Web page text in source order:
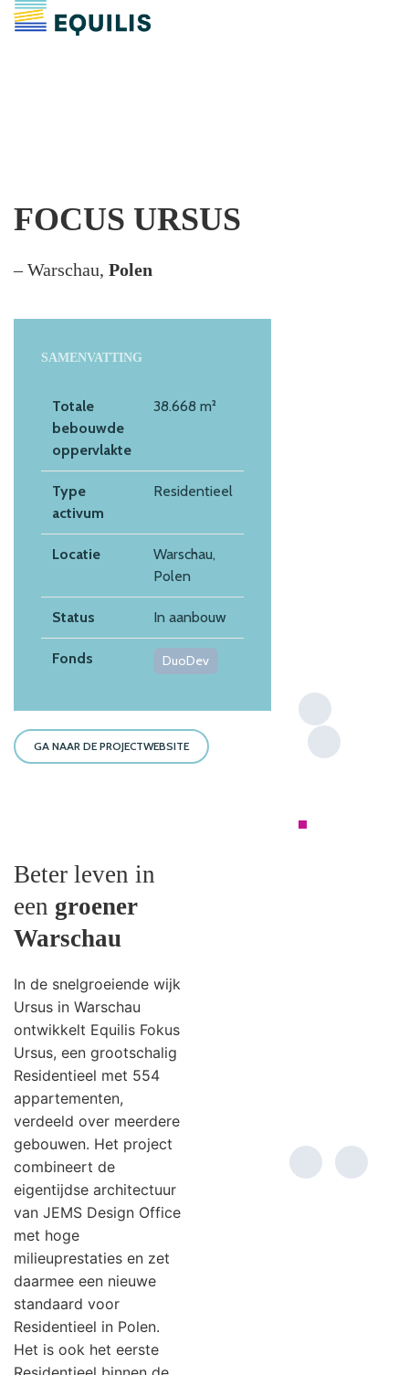
FOCUS URSUS
– Warschau, Polen
SAMENVATTING
Totale
bebouwde
oppervlakte
38.668 m²
Type
activum
Residentieel
Locatie
Warschau,
Polen
Status In aanbouw
Fonds DuoDev
GA NAAR DE PROJECTWEBSITE
Beter leven in
een groener
Warschau
In de snelgroeiende wijk
Ursus in Warschau
ontwikkelt Equilis Fokus
Ursus, een grootschalig
Residentieel met 554
appartementen,
verdeeld over meerdere
gebouwen. Het project
combineert de
eigentijdse architectuur
van JEMS Design Office
met hoge
milieuprestaties en zet
daarmee een nieuwe
standaard voor
Residentieel in Polen.
Het is ook het eerste